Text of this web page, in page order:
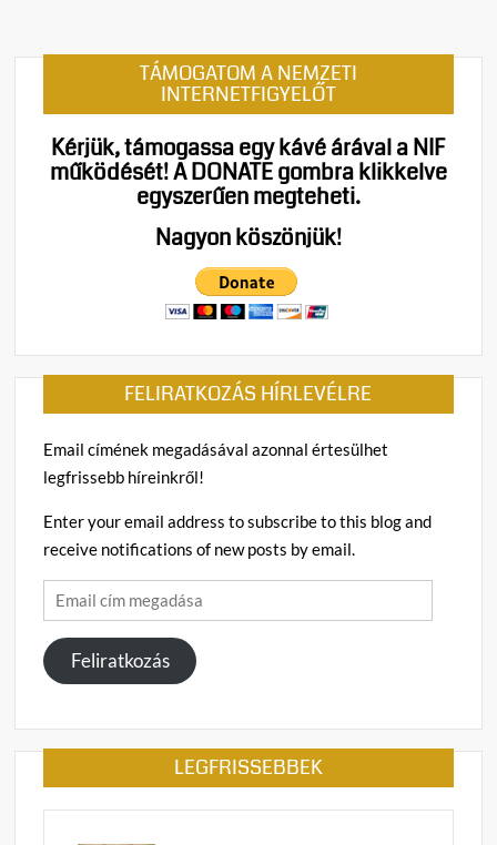
TÁMOGATOM A NEMZETI
INTERNETFIGYELŐT
Kérjük, támogassa egy kávé árával a NIF
működését!A DONATE gombra klikkelve
egyszerűen megteheti.
Nagyon köszönjük!
FELIRATKOZÁS HÍRLEVÉLRE
Email címének megadásával azonnal értesülhet
legfrissebb híreinkről!
Enter your email address to subscribe to this blog and
receive notifications of new posts by email.
Email
cím
megadása
Feliratkozás
LEGFRISSEBBEK